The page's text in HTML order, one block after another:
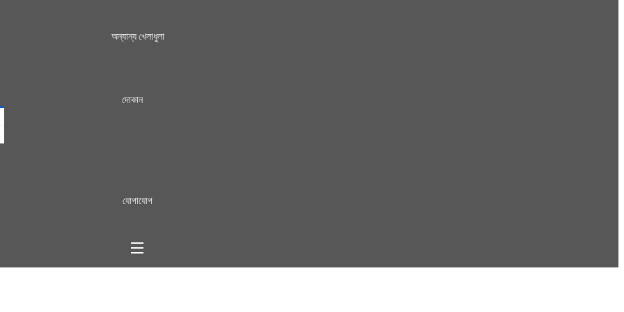
অন্যান্য খেলাধুলা
দোকান
যোগাযোগ